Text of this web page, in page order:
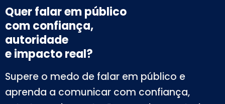
Quer falar em público
com confiança,
autoridade
e impacto real?
Supere o medo de falar em público e
aprenda a comunicar com confiança,